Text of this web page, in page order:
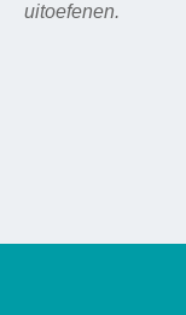
uitoefenen.